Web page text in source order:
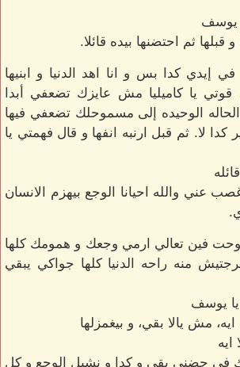
يوسف
ثم احتضنها بيده قائلا.
كدا بس و انا اهد الدنيا و ابنيها
يا كاميليا مش عايزك تضعفي أبدا
الوحيده إلى مسموحلك تضعفي فيها
لا. ثم قبل ارنبه انفها و قال فهمتي يا
عني والله احيانا الوجع بيهزم الانسان
فين تعالي ارمي وجعك و همومك كلها
منه راحه الدنيا كلها جواكي يبقي
يا يوسف
مش يالا بقي، و بيغمزلها
ايه
في حضني بقي و كدا و نشيل الوجع و كل